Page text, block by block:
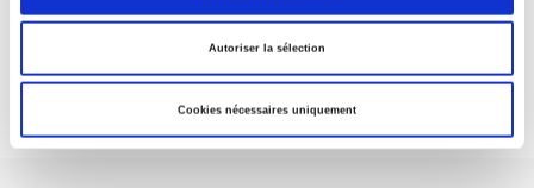
Autoriser la sélection
Cookies nécessaires uniquement
DISCOVER OUR JOURNALS
Subscribe today